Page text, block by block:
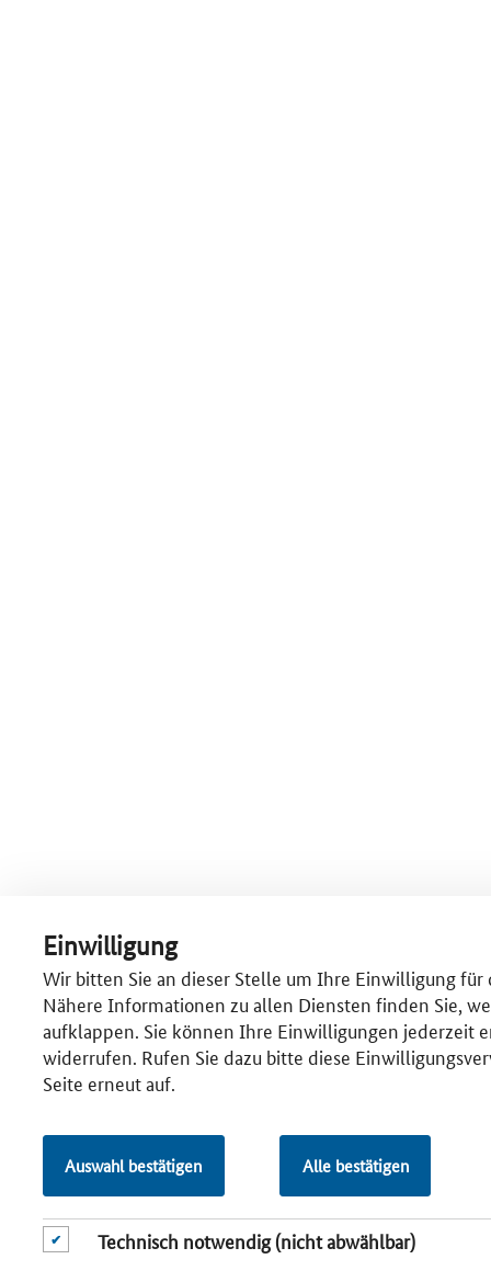
Einwilligung
Wir bitten Sie an dieser Stelle um Ihre Einwilligung für
Nähere Informationen zu allen Diensten finden Sie,
aufklappen. Sie können Ihre Einwilligungen jederzeit
widerrufen. Rufen Sie dazu bitte diese
Seite erneut auf.
Auswahl bestätigen Alle bestätigen
Technisch notwendig (nicht abwählbar)